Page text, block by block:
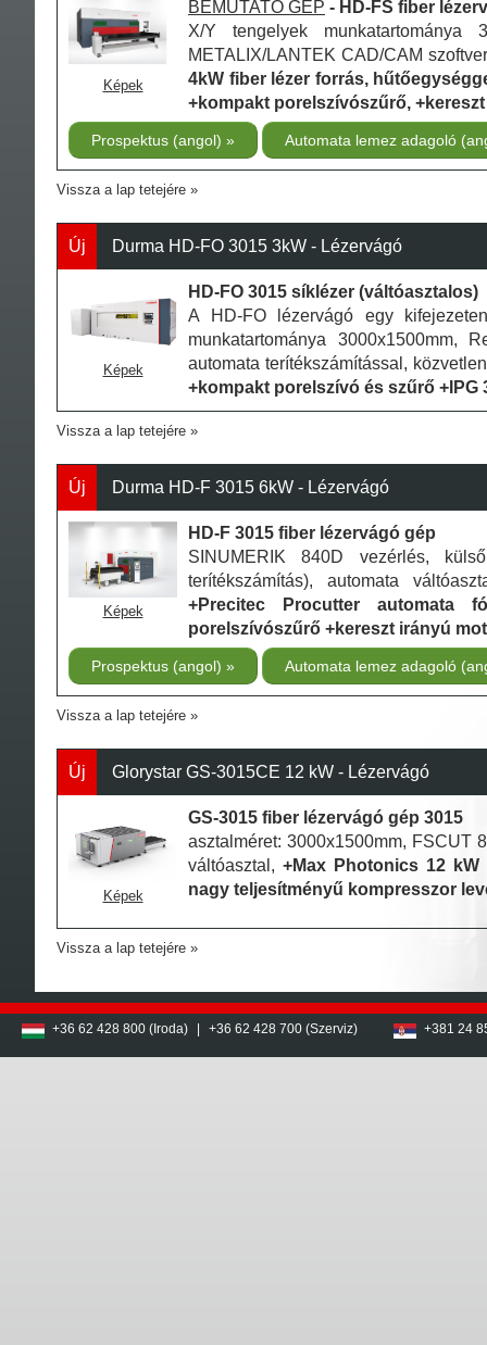
Képek
BEMUTATÓ GÉP - HD-FS fiber
X/Y tengelyek munkatartománya
METALIX/LANTEK CAD/CAM
4kW fiber lézer forrás,
+kompakt porelszívószűrő,
Prospektus (angol) Automata lemez adagoló
Vissza a lap tetejére
Új Durma HD-FO 3015 3kW - Lézervágó
Képek
HD-FO 3015 síklézer (váltóasztalos)
A HD-FO lézervágó egy
munkatartománya 3000x1500mm,
automata terítékszámítással,
+kompakt porelszívó és szűrő +IPG
Vissza a lap tetejére
Új Durma HD-F 3015 6kW - Lézervágó
Képek
HD-F 3015 fiber lézervágó gép
SINUMERIK 840D vezérlés,
terítékszámítás), automata
+Precitec Procutter automata
porelszívószűrő +kereszt irányú
Prospektus (angol) Automata lemez adagoló
Vissza a lap tetejére
Új Glorystar GS-3015CE 12 kW - Lézervágó
Képek
GS-3015 fiber lézervágó gép 3015
asztalméret: 3000x1500mm, FSCUT
váltóasztal,+Max Photonics 12
nagy teljesítményű kompresszor
Vissza a lap tetejére
+36 62 428 800 (Iroda) | +36 62 428 700 (Szerviz) +381 24